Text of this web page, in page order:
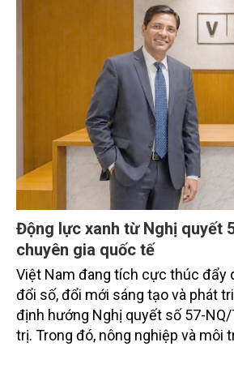
chính và nâng cao hiệu quả phục
Động lực xanh từ Nghị quyết
chuyên gia quốc tế
Việt Nam đang tích cực thúc đẩy
đổi số, đổi mới sáng tạo và phát
định hướng Nghị quyết số 57-NQ/
trị. Trong đó, nông nghiệp và môi